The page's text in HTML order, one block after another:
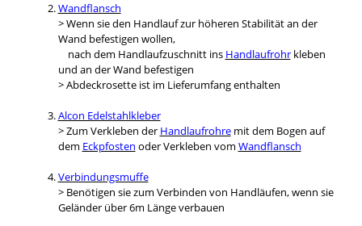
Wandflansch
> Wenn sie den Handlauf zur höheren Stabilität an der
Wand befestigen wollen,
nach dem Handlaufzuschnitt ins Handlaufrohrkleben
und an der Wand befestigen
> Abdeckrosette ist im Lieferumfang enthalten
Alcon Edelstahlkleber
> Zum Verkleben der Handlaufrohremit dem Bogen auf
dem Eckpfosten oder Verkleben vom Wandflansch
Verbindungsmuffe
> Benötigen sie zum Verbinden von Handläufen, wenn sie
Geländer über 6m Länge verbauen